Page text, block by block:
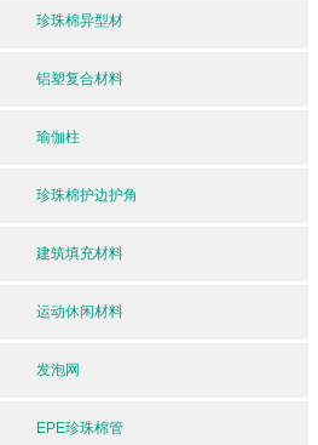
珍珠棉异型材
铝塑复合材料
瑜伽柱
珍珠棉护边护角
建筑填充材料
运动休闲材料
发泡网
EPE珍珠棉管